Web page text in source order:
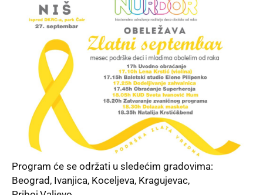
Program će se održati u sledećim gradovima:
Beograd, Ivanjica, Koceljeva, Kragujevac,